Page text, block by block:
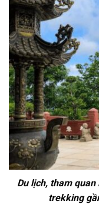
Du lịch, tham
trekking